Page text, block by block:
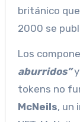
británico
2000 se
Los
aburridos”
tokens no
McNeils, un